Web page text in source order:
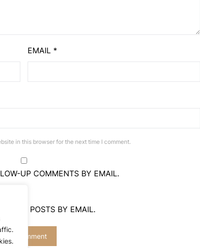
EMAIL *
in this browser for the next time I comment.
UP COMMENTS BY EMAIL.
NEW POSTS BY EMAIL.